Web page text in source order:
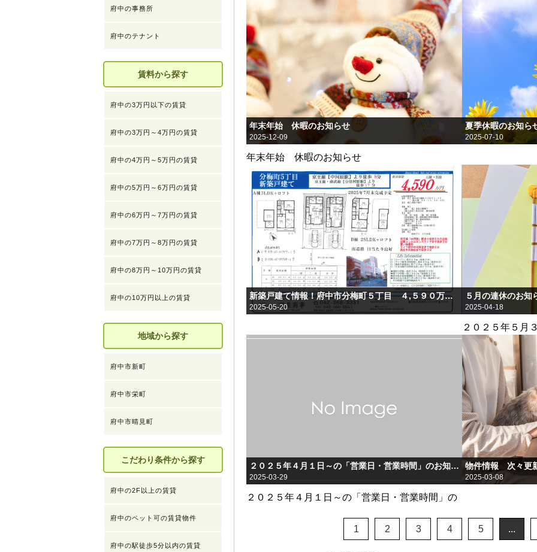
年末年始 休暇のお知らせ
2025-12-09
年末年始 休暇のお知らせ
夏季休暇のお知ら
2025-07-10
新築戸建て情報！府中市分梅町５丁目 ４,５９０万円（税込）
2025-05-20
５月の連休のお知
2025-04-18
２０２５年５月
２０２５年４月１日～の「営業日・営業時間」のお知らせ
2025-03-29
２０２５年４月１日～の「営業日・営業時間」の
物件情報 次々更
2025-03-08
1 2 3 4 5 ...
府中の事務所
府中のテナント
賃料から探す
府中の3万円以下の賃貸
府中の3万円～4万円の賃貸
府中の4万円～5万円の賃貸
府中の5万円～6万円の賃貸
府中の6万円～7万円の賃貸
府中の7万円～8万円の賃貸
府中の8万円～10万円の賃貸
府中の10万円以上の賃貸
地域から探す
府中市新町
府中市栄町
府中市晴見町
こだわり条件から探す
府中の2F以上の賃貸
府中のペット可の賃貸物件
府中の駅徒歩5分以内の賃貸